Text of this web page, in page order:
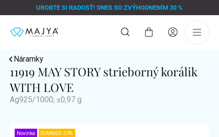
na
UROBTE SI RADOSŤ! DNES SO ZVÝHODNENÍM 30 %
Nákupný
Náramky
11919 MAY STORY strieborný korálik
WITH LOVE
Ag925/1000; ≤0,97 g
Novinka SUMMER -30%